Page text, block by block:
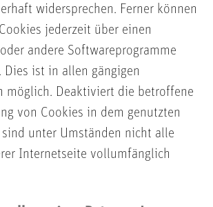
widersprechen. Ferner können
jederzeit über einen
andere Softwareprogramme
Dies ist in allen gängigen
möglich. Deaktiviert die betroffene
von Cookies in dem genutzten
unter Umständen nicht alle
Internetseite vollumfänglich